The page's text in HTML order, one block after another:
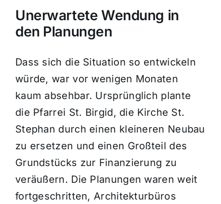
Unerwartete Wendung in
den Planungen
Dass sich die Situation so entwickeln
würde, war vor wenigen Monaten
kaum absehbar. Ursprünglich plante
die Pfarrei St. Birgid, die Kirche St.
Stephan durch einen kleineren Neubau
zu ersetzen und einen Großteil des
Grundstücks zur Finanzierung zu
veräußern. Die Planungen waren weit
fortgeschritten, Architekturbüros